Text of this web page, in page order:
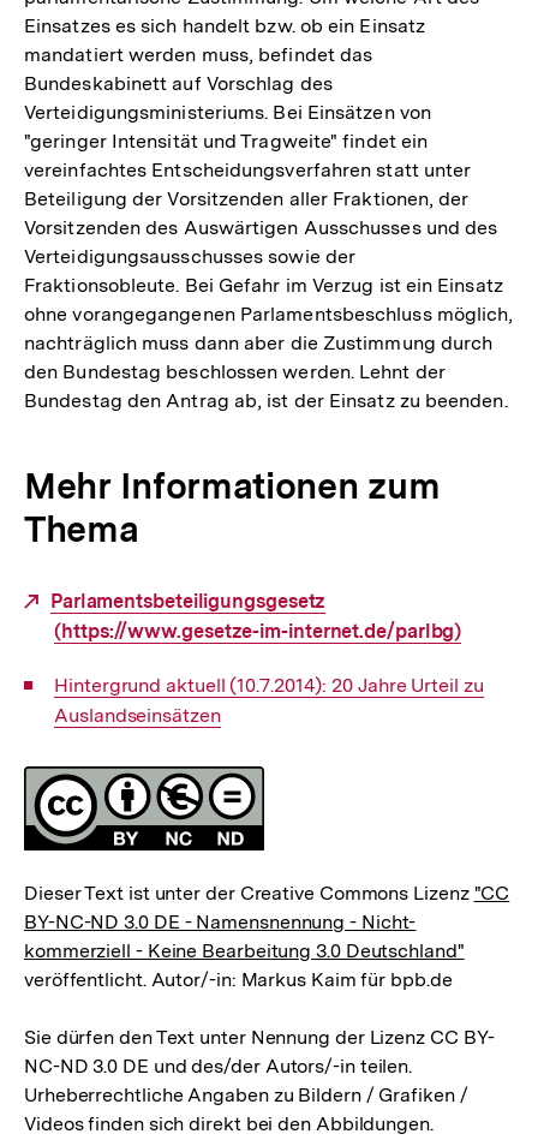
Einsatzes es sich handelt bzw. ob ein Einsatz
mandatiert werden muss, befindet das
Bundeskabinett auf Vorschlag des
Verteidigungsministeriums. Bei Einsätzen von
"geringer Intensität und Tragweite" findet ein
vereinfachtes Entscheidungsverfahren statt unter
Beteiligung der Vorsitzenden aller Fraktionen, der
Vorsitzenden des Auswärtigen Ausschusses und des
Verteidigungsausschusses sowie der
Fraktionsobleute. Bei Gefahr im Verzug ist ein Einsatz
ohne vorangegangenen Parlamentsbeschluss möglich,
nachträglich muss dann aber die Zustimmung durch
den Bundestag beschlossen werden. Lehnt der
Bundestag den Antrag ab, ist der Einsatz zu beenden.
Mehr Informationen zum
Thema
Externer
Link:
Parlamentsbeteiligungsgesetz
(https://www.gesetze-im-internet.de/parlbg)
Interner
Link:
Hintergrund aktuell (10.7.2014): 20 Jahre Urteil zu
Auslandseinsätzen
Fussnoten
Lizenz
Dieser Text ist unter der Creative Commons Lizenz "CC
BY-NC-ND 3.0 DE - Namensnennung - Nicht-
kommerziell - Keine Bearbeitung 3.0 Deutschland"
veröffentlicht. Autor/-in: Markus Kaim für bpb.de
Sie dürfen den Text unter Nennung der Lizenz CC BY-
NC-ND 3.0 DE und des/der Autors/-in teilen.
Urheberrechtliche Angaben zu Bildern / Grafiken /
Videos finden sich direkt bei den Abbildungen.